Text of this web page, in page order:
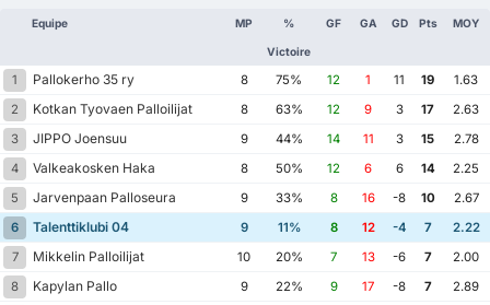
Equipe MP %
Victoire
GF GA GD Pts MOY
1 Pallokerho 35 ry 8 75% 12 1 11 19
1.63
2
Kotkan Tyovaen Palloilijat 8 63% 12 9 3 17
2.63
3
JIPPO Joensuu 9 44% 14 11 3 15
2.78
4
Valkeakosken Haka 8 50% 12 6 6 14
2.25
5
Jarvenpaan Palloseura 9 33% 8 16 -8 10
2.67
6
Talenttiklubi 04 9 11% 8 12 -4 7
2.22
7
Mikkelin Palloilijat 10 20% 7 13 -6 7
2.00
8
Kapylan Pallo 9 22% 9 17 -8 7
2.89